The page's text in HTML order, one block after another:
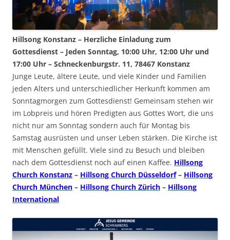
Hillsong Konstanz – Herzliche Einladung zum
Gottesdienst – Jeden Sonntag, 10:00 Uhr, 12:00 Uhr und
17:00 Uhr – Schneckenburgstr. 11, 78467 Konstanz
Junge Leute, ältere Leute, und viele Kinder und Familien
jeden Alters und unterschiedlicher Herkunft kommen am
Sonntagmorgen zum Gottesdienst! Gemeinsam stehen wir
im Lobpreis und hören Predigten aus Gottes Wort, die uns
nicht nur am Sonntag sondern auch für Montag bis
Samstag ausrüsten und unser Leben stärken. Die Kirche ist
mit Menschen gefüllt. Viele sind zu Besuch und bleiben
nach dem Gottesdienst noch auf einen Kaffee. Hillsong
Church Konstanz – Hillsong Church Düsseldorf– Hillsong
Church München – Hillsong Church Zürich – Hillsong
International